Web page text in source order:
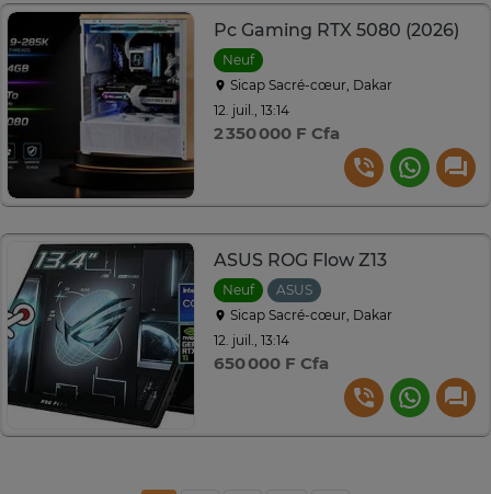
Pc Gaming RTX 5080 (2026)
Neuf
Sicap Sacré-cœur, Dakar
12. juil., 13:14
2 350 000 F Cfa
ASUS ROG Flow Z13
Neuf
ASUS
Sicap Sacré-cœur, Dakar
12. juil., 13:14
650 000 F Cfa